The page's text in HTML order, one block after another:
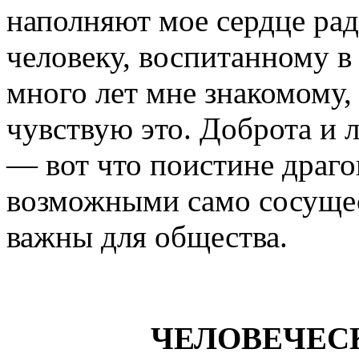
наполняют мое сердце
человеку, воспитанному
много лет мне знакомому,
чувствую это. Доброта и
— вот что поистине
возможными само
важны для общества.